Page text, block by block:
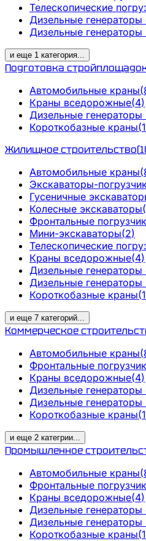
Телескопические
Дизельные генераторы
Дизельные
и еще 1 категория...
Подготовка
Автомобильные краны(
Краны вседорожные(4)
Дизельные
Короткобазные краны(
Жилищное строительство(
Автомобильные краны(
Экскаваторы-
Гусеничные
Колесные экскаваторы(
Фронтальные
Мини-экскаваторы(2)
Телескопические
Краны вседорожные(4)
Дизельные генераторы
Дизельные
Короткобазные краны(
и еще 7 категорий...
Коммерческое
Автомобильные краны(
Фронтальные
Краны вседорожные(4)
Дизельные генераторы
Дизельные
Короткобазные краны(
и еще 2 категрии...
Промышленное
Автомобильные краны(
Фронтальные
Краны вседорожные(4)
Дизельные генераторы
Дизельные
Короткобазные краны(